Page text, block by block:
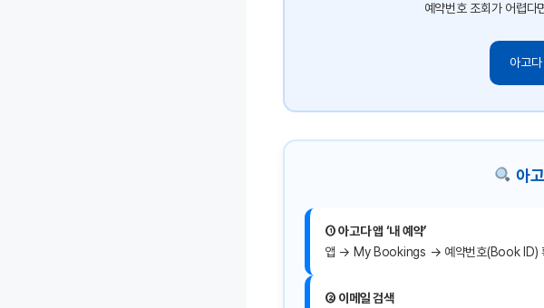
예약번호 조회가 어렵다
아고다
아
① 아고다 앱 ‘내 예약’
앱 → My Bookings → 예약번호(Book ID)
② 이메일 검색